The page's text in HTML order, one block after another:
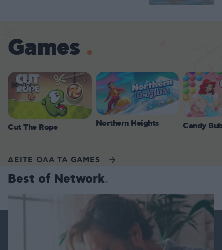
Games
Cut The Rope Northern Heights Candy
ΔΕΙΤΕ ΟΛΑ ΤΑ GAMES
Best of Network